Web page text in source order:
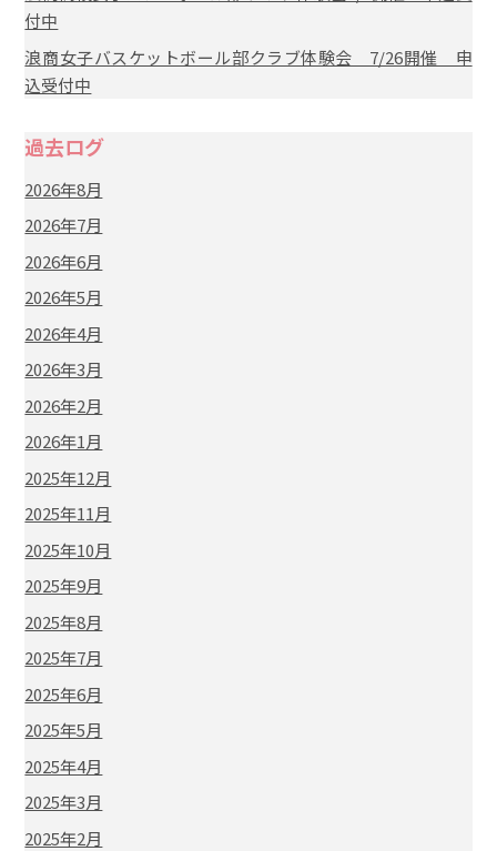
付中
浪商女子バスケットボール部クラブ体験会 7/26開催 申
込受付中
過去ログ
2026年8月
2026年7月
2026年6月
2026年5月
2026年4月
2026年3月
2026年2月
2026年1月
2025年12月
2025年11月
2025年10月
2025年9月
2025年8月
2025年7月
2025年6月
2025年5月
2025年4月
2025年3月
2025年2月